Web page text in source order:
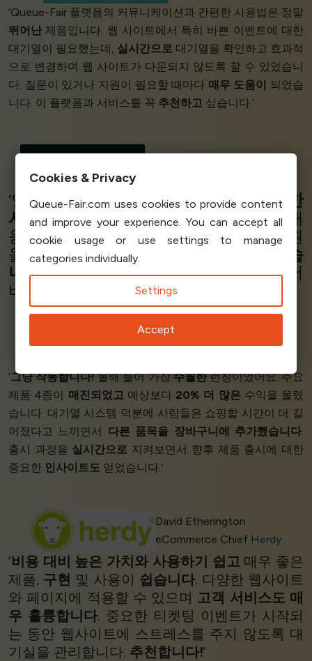
‘Queue-Fair 플랫폼의 커뮤니케이션과 간편한 사용법은 정말
뛰어난 제품입니다. 웹 사이트에서 특히 바쁜 이벤트에 대한
대기열이 필요했는데, 실시간으로 대기열을 확인하고 효과적
으로 변경하며 웹 사이트가 다운되지 않도록 할 수 있었습니
다. 질문이 있거나 지원이 필요할 때마다 매우 도움이 되었습
니다. 이 플랫폼과 서비스를 꼭 추천하고 싶습니다.’
‘연중 가장 바쁜 시기에 도움을 준완벽한
서비스입니다. 필요한 곳에유연하게대
응하고
빠른응답 시간으로 탁월한지원
을 제공해주어 거래하는 것이
즐거웠습
니다. 저희의 요구에정확히부합하는 서
비스였습니다.’
‘그냥 작동합니다!올해 들어 가장수월한런칭이었어요. 주요
제품 4종이 매진되었고예상보다 20% 더 많은수익을 올렸
습니다. 대기열 시스템 덕분에 사람들은 쇼핑할 시간이 더 길
어졌다고 느끼면서 다른 품목을 장바구니에 추가했습니다.
출시 과정을 실시간으로 지켜보면서 향후 제품 출시에 대한
중요한 인사이트도 얻었습니다.’
David Etherington
eCommerce Chief Herdy
‘비용 대비 높은 가치와 사용하기 쉽고 매우 좋은
제품, 구현 및 사용이 쉽습니다. 다양한 웹사이트
와 페이지에 적용할 수 있으며 고객 서비스도 매
우 훌륭합니다. 중요한 티켓팅 이벤트가 시작되
는 동안 웹사이트에 스트레스를 주지 않도록 대
기실을 관리합니다. 추천합니다!’
Cookies & Privacy
Queue-Fair.com uses cookies to provide content
and improve your experience. You can accept all
cookie usage or use settings to manage
categories individually.
Settings
Accept